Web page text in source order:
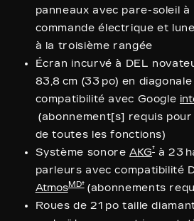
panneaux avec pare-soleil à
commande électrique et
à la troisième rangée
Écran incurvé à DEL
83,8 cm (33 po) en
compatibilité avec Google
(abonnement[s] requis
de toutes les fonctions)
Système sonoreAKG† à 23
parleurs avec compatibilité
AtmosMD†(abonnements
Roues de 21 po taille